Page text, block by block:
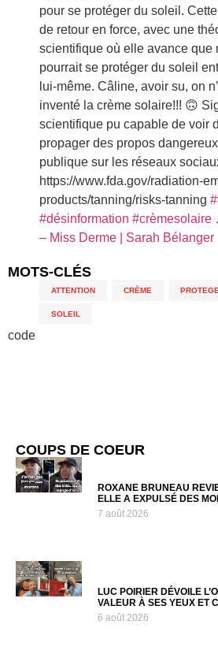
pour se protéger du soleil.
de retour en force, avec une
scientifique où elle avance que
pourrait se protéger du soleil
lui-même. Câline, avoir su, on
inventé la crème solaire!!! 🙃
scientifique pu capable de voir
propager des propos
publique sur les réseaux
https://www.fda.gov/radiation-
products/tanning/risks-tanning
#désinformation #crèmesolaire
– Miss Derme | Sarah Bélanger
MOTS-CLÉS
ATTENTION CRÈME
SOLEIL
code
COUPS DE COEUR
ROXANE BRUNEAU
ELLE A EXPULSÉ DES
7 août 2026
LUC POIRIER DÉVOILE
VALEUR À SES YEUX ET
6 août 2026